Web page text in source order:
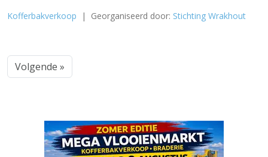
Kofferbakverkoop | Georganiseerd door: Stichting Wrakhout
Volgende »